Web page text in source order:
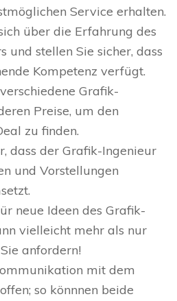
Service erhalten.
über die Erfahrung des
und stellen Sie sicher, dass
Kompetenz verfügt.
Grafik-
Preise, um den
zu finden.
dass der Grafik-Ingenieur
und Vorstellungen
neue Ideen des Grafik-
vielleicht mehr als nur
anfordern!
mit dem
so könnnen beide